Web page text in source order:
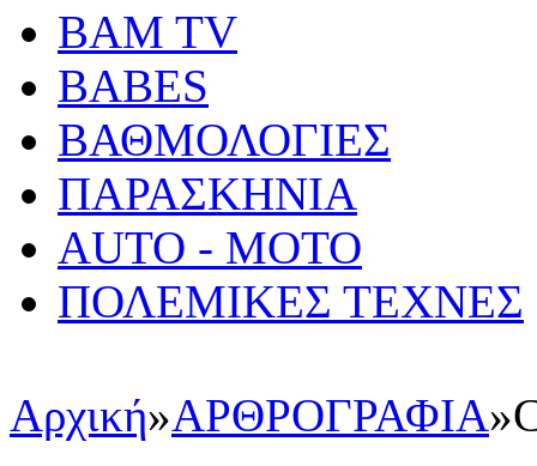
BAM TV
BABES
ΒΑΘΜΟΛΟΓΙΕΣ
ΠΑΡΑΣΚΗΝΙΑ
AUTO - MOTO
ΠΟΛΕΜΙΚΕΣ ΤΕΧΝΕΣ
Αρχική»ΑΡΘΡΟΓΡΑΦΙΑ»